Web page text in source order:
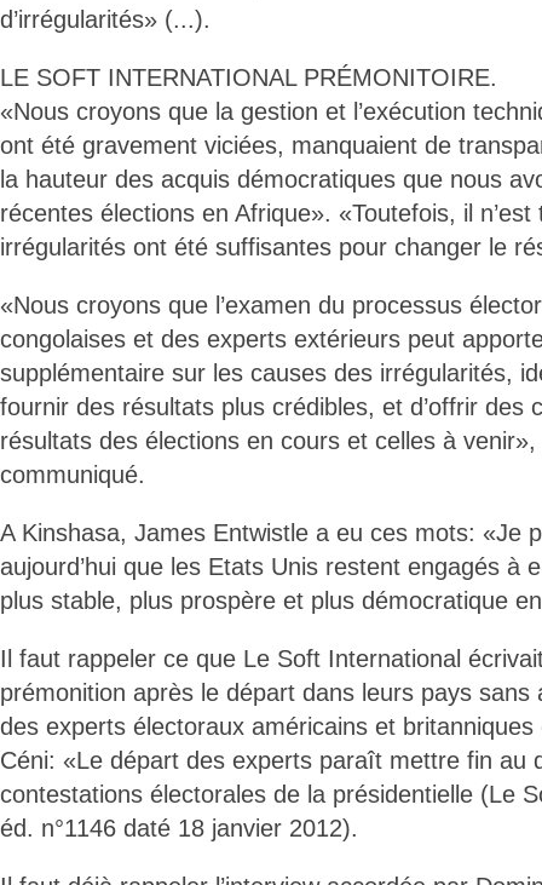
d’irrégularités» (...).
LE SOFT INTERNATIONAL PRÉMONITOIRE.
«Nous croyons que la gestion et l’exécution
ont été gravement viciées, manquaient de
la hauteur des acquis démocratiques que nous
récentes élections en Afrique». «Toutefois, il
irrégularités ont été suffisantes pour changer le
«Nous croyons que l’examen du processus
congolaises et des experts extérieurs peut
supplémentaire sur les causes des irrégularités,
fournir des résultats plus crédibles, et d’offrir des
résultats des élections en cours et celles à
communiqué.
A Kinshasa, James Entwistle a eu ces mots: «Je
aujourd’hui que les Etats Unis restent engagés à
plus stable, plus prospère et plus démocratique
Il faut rappeler ce que Le Soft International
prémonition après le départ dans leurs pays
des experts électoraux américains et
Céni: «Le départ des experts paraît mettre fin au
contestations électorales de la présidentielle (Le
éd. n°1146 daté 18 janvier 2012).